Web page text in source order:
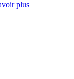
plus